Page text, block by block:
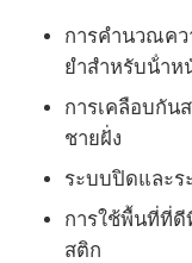
การคํานวณคว
ยําสําหรับน้ําห
การเคลือบกั
ชายฝั่ง
ระบบปิดและร
การใช้พื้นที่ที่ดี
สติก